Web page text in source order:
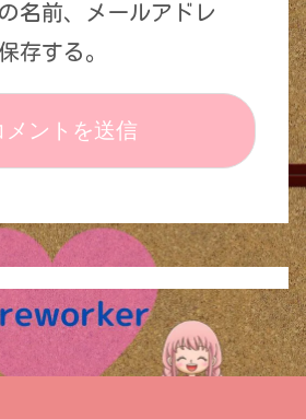
名前、メールアドレ
存する。